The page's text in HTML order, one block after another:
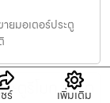
ยมอเตอร์ประตู
ตูรีโมท ประตู
ร์ เพิ่มเติม